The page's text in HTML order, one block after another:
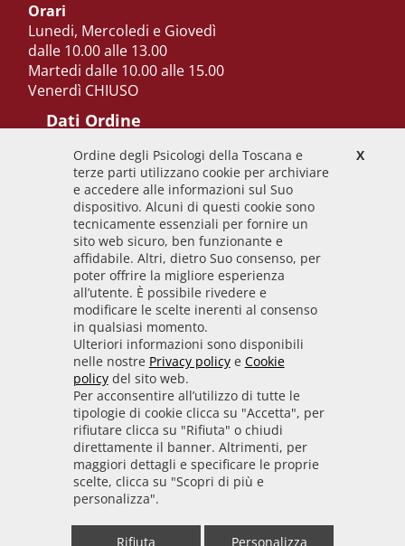
Orari
Lunedi, Mercoledi e Giovedì
dalle 10.00 alle 13.00
Martedi dalle 10.00 alle 15.00
Venerdì CHIUSO
Dati Ordine
Codice Fiscale
92009700458
Codice IPA
odpt_to
Linee guida
Sito realizzato seguendo le linee guida di sviluppo
per i servizi web delle PA pubblicate da AGID in
collaborazione con il TEAM PER LA
TRASFORMAZIONE DIGITALE.
• Informativa cookie • Informativa privacy
• Amministrazione trasparente • Whistleblowing
• Mappa del sito • Dichiarazione di accessibilità
X
Ordine degli Psicologi della Toscana e
terze parti utilizzano cookie per archiviare
e accedere alle informazioni sul Suo
dispositivo. Alcuni di questi cookie sono
tecnicamente essenziali per fornire un
sito web sicuro, ben funzionante e
affidabile. Altri, dietro Suo consenso, per
poter offrire la migliore esperienza
all’utente. È possibile rivedere e
modificare le scelte inerenti al consenso
in qualsiasi momento.
Ulteriori informazioni sono disponibili
nelle nostre Privacy policye Cookie
policydel sito web.
Per acconsentire all’utilizzo di tutte le
tipologie di cookie clicca su "Accetta", per
rifiutare clicca su "Rifiuta" o chiudi
direttamente il banner. Altrimenti, per
maggiori dettagli e specificare le proprie
scelte, clicca su "Scopri di più e
personalizza".
Rifiuta Personalizza